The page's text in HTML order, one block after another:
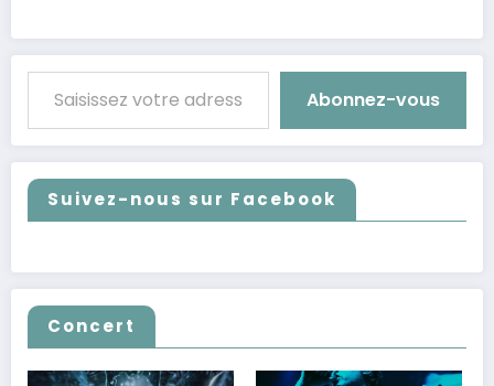
Saisissez votre adresse e-mail…
Abonnez-vous
Suivez-nous sur Facebook
Concert